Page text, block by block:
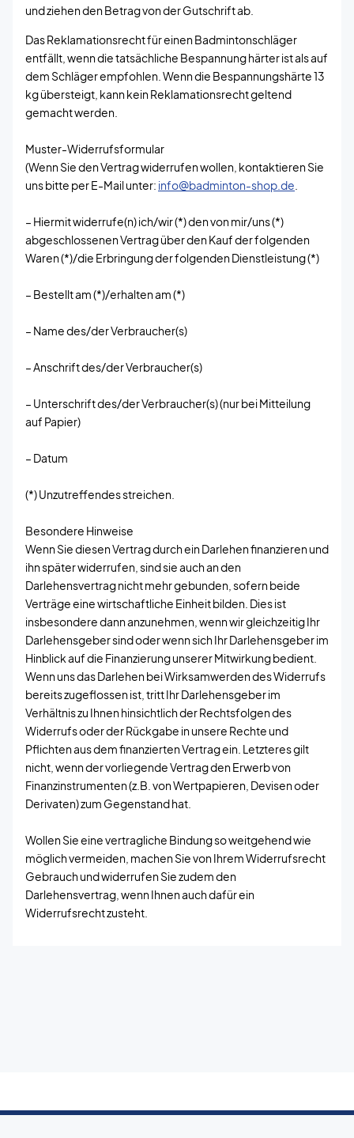
und ziehen den Betrag von der Gutschrift ab.
Das Reklamationsrecht für einen Badmintonschläger
entfällt, wenn die tatsächliche Bespannung härter ist als auf
dem Schläger empfohlen. Wenn die Bespannungshärte 13
kg übersteigt, kann kein Reklamationsrecht geltend
gemacht werden.
Muster-Widerrufsformular
(Wenn Sie den Vertrag widerrufen wollen, kontaktieren Sie
uns bitte per E-Mail unter: info@badminton-shop.de
– Hiermit widerrufe(n) ich/wir (*) den von mir/uns (*)
abgeschlossenen Vertrag über den Kauf der folgenden
Waren (*)/die Erbringung der folgenden Dienstleistung (*)
– Bestellt am (*)/erhalten am (*)
– Name des/der Verbraucher(s)
– Anschrift des/der Verbraucher(s)
– Unterschrift des/der Verbraucher(s) (nur bei Mitteilung
auf Papier)
– Datum
(*) Unzutreffendes streichen.
Besondere Hinweise
Wenn Sie diesen Vertrag durch ein Darlehen finanzieren und
ihn später widerrufen, sind sie auch an den
Darlehensvertrag nicht mehr gebunden, sofern beide
Verträge eine wirtschaftliche Einheit bilden. Dies ist
insbesondere dann anzunehmen, wenn wir gleichzeitig Ihr
Darlehensgeber sind oder wenn sich Ihr Darlehensgeber im
Hinblick auf die Finanzierung unserer Mitwirkung bedient.
Wenn uns das Darlehen bei Wirksamwerden des Widerrufs
bereits zugeflossen ist, tritt Ihr Darlehensgeber im
Verhältnis zu Ihnen hinsichtlich der Rechtsfolgen des
Widerrufs oder der Rückgabe in unsere Rechte und
Pflichten aus dem finanzierten Vertrag ein. Letzteres gilt
nicht, wenn der vorliegende Vertrag den Erwerb von
Finanzinstrumenten (z.B. von Wertpapieren, Devisen oder
Derivaten) zum Gegenstand hat.
Wollen Sie eine vertragliche Bindung so weitgehend wie
möglich vermeiden, machen Sie von Ihrem Widerrufsrecht
Gebrauch und widerrufen Sie zudem den
Darlehensvertrag, wenn Ihnen auch dafür ein
Widerrufsrecht zusteht.